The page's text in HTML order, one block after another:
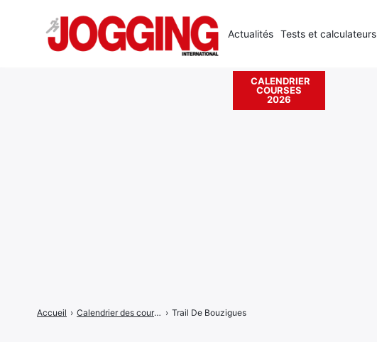
Accueil › Calendrier des courses › Trail De Bouzigues
Actualités Tests et calculateurs
CALENDRIER
COURSES
2026
Rechercher